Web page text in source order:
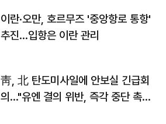
이란·오만, 호르무즈 '중앙항로 통항'
추진…입항은 이란 관리
靑, 北 탄도미사일에 안보실 긴급회
의…"유엔 결의 위반, 즉각 중단 촉